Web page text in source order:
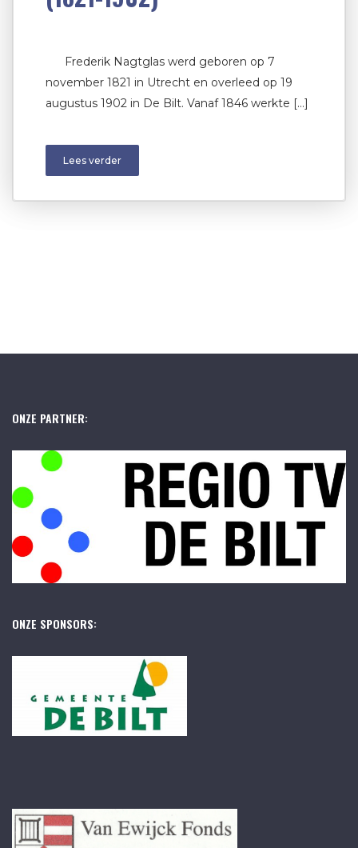
Frederik Nagtglas werd geboren op 7
november 1821 in Utrecht en overleed op 19
augustus 1902 in De Bilt. Vanaf 1846 werkte […]
Lees verder
ONZE PARTNER:
ONZE SPONSORS: